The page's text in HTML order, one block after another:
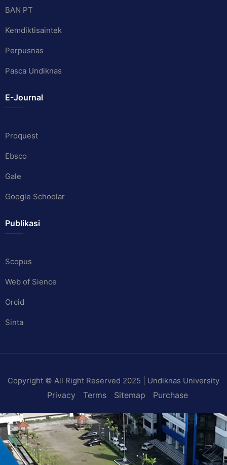
BAN PT
Kemdiktisaintek
Perpusnas
Pasca Undiknas
E-Journal
Proquest
Ebsco
Gale
Google Schoolar
Publikasi
Scopus
Web of Sience
Orcid
Sinta
Copyright © All Right Reserved 2025 | Undiknas University
Privacy Terms Sitemap Purchase